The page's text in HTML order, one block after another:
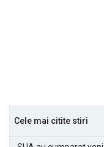
Cele mai citite stiri